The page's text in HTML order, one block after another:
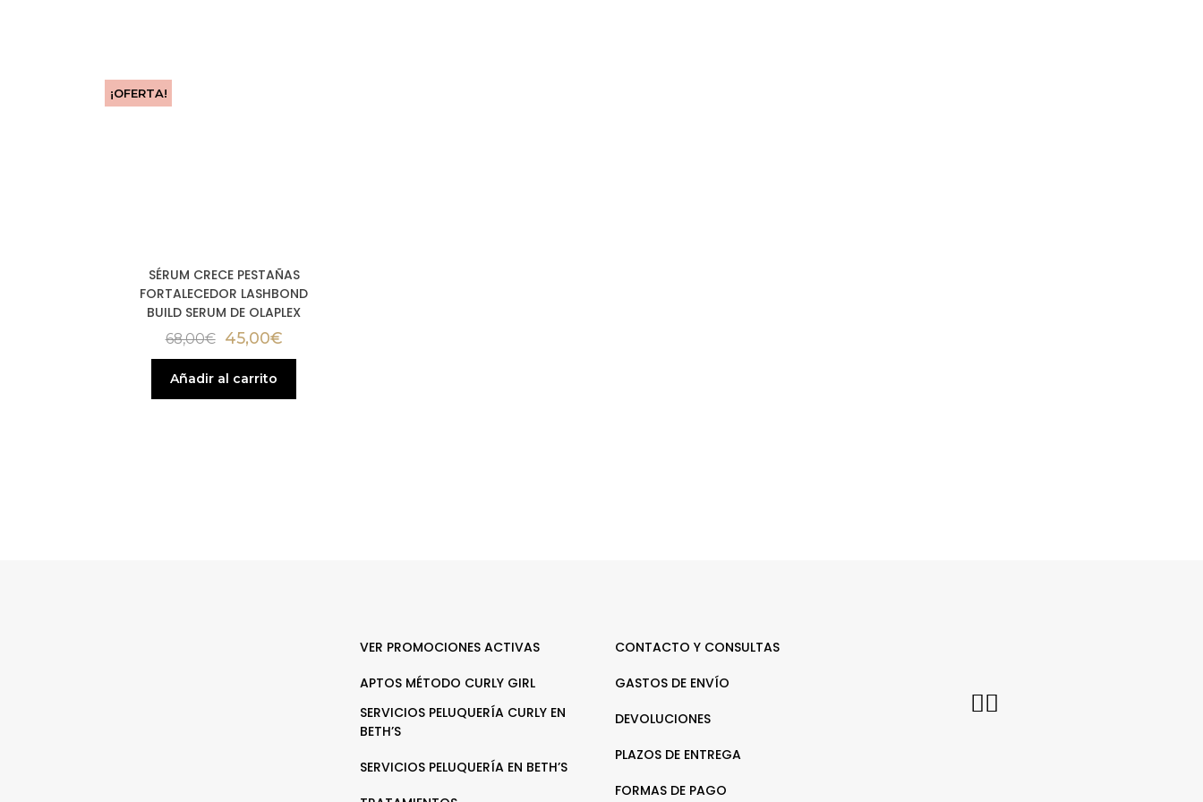
¡OFERTA!
SÉRUM CRECE PESTAÑAS
FORTALECEDOR LASHBOND
BUILD SERUM DE OLAPLEX
68,00€ 45,00€
Añadir al carrito
VER PROMOCIONES ACTIVAS
APTOS MÉTODO CURLY GIRL
SERVICIOS PELUQUERÍA CURLY EN
BETH’S
SERVICIOS PELUQUERÍA EN BETH’S
CONTACTO Y CONSULTAS
GASTOS DE ENVÍO
DEVOLUCIONES
PLAZOS DE ENTREGA
FORMAS DE PAGO